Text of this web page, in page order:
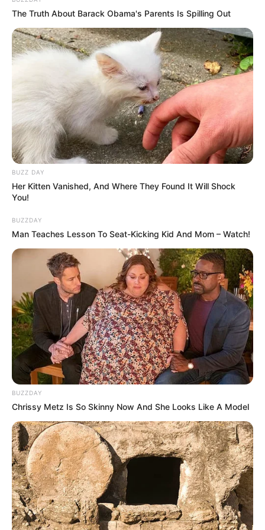
Play
00:00
Mute
Baca juga:Biodata, Profil, dan Fakta Nasion Patriotik
(foto: instagram/alicenorin)
Biodata & Profil
Nama Lengkap: Alice Norin Lawi Almendingan
The Truth About Barack Obama's Parents Is Spilling Out
BUZZ DAY
Her Kitten Vanished, And Where They Found It Will Shock
You!
BUZZDAY
Man Teaches Lesson To Seat-Kicking Kid And Mom – Watch!
BUZZDAY
Chrissy Metz Is So Skinny Now And She Looks Like A Model